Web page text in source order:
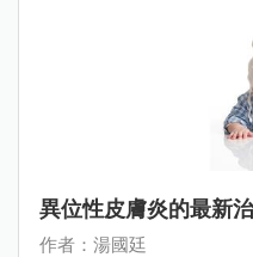
異位性皮膚炎的最新
作者：湯國廷